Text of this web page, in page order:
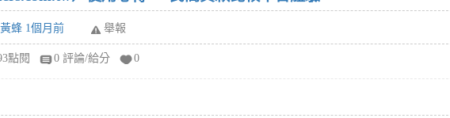
蜂 1個月前 舉報
點閱 0 評論/給分 0